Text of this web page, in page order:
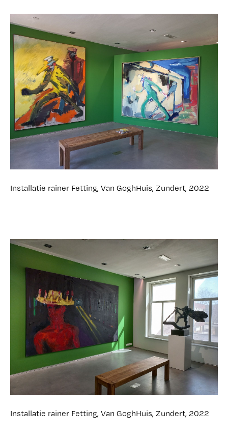
Installatie rainer Fetting, Van GoghHuis, Zundert, 2022
Installatie rainer Fetting, Van GoghHuis, Zundert, 2022